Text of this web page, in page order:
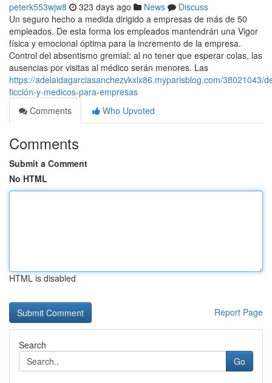
peterk553wjw8 323 days ago News
Discuss
Un seguro hecho a medida dirigido a empresas de más de 50
empleados. De esta forma los empleados mantendrán una Vigor
física y emocional óptima para la incremento de la empresa.
Control del absentismo gremial: al no tener que esperar colas, las
ausencias por visitas al médico serán menores. Las
https://adelaidagarciasanchezvkxlx86.myparisblog.com/38021043/
ficción-y-medicos-para-empresas
Comments
Who Upvoted
Comments
Submit a Comment
No HTML
HTML is disabled
Report Page
Search
Go